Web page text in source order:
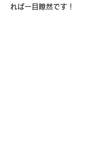
れば一目瞭然です！